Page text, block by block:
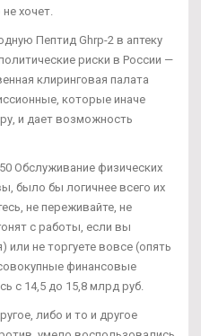
хочет.
Пептид Ghrp-2 в аптеку
риски в России —
клиринговая палата
которые иначе
и дает возможность
Обслуживание физических
было бы логичнее всего их
не переживайте, не
с работы, если вы
или не торгуете вовсе (опять
финансовые
с 14,5 до 15,8 млрд руб.
либо и то и другое